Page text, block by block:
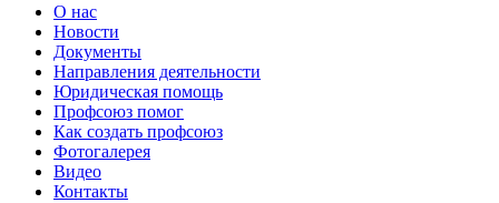
О нас
Новости
Документы
Направления деятельности
Юридическая помощь
Профсоюз помог
Как создать профсоюз
Фотогалерея
Видео
Контакты